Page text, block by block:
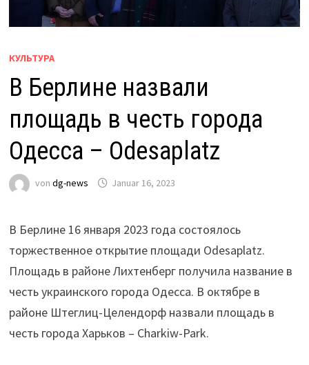
КУЛЬТУРА
В Берлине назвали
площадь в честь города
Одесса – Odesaplatz
von dg-news Januar 16, 2023
В Берлине 16 января 2023 года состоялось
торжественное открытие площади Odesaplatz.
Площадь в районе Лихтенберг получила название в
честь украинского города Одесса. В октябре в
районе Штеглиц-Целендорф назвали площадь в
честь города Харьков – Charkiw-Park.